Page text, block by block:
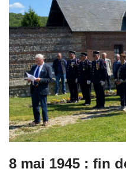
8 mai 1945 : fin